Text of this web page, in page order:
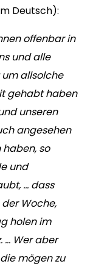
Deutsch):
offenbar in
und alle
um allsolche
gehabt haben
unseren
angesehen
so
und
… dass
Woche,
holen im
… Wer aber
mögen zu